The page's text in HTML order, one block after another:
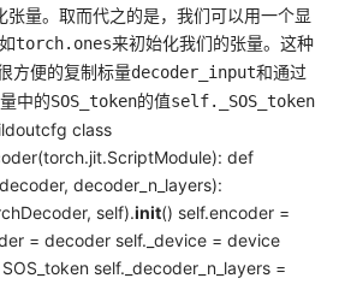
量。 取而代之的是，我们可以用一个显
torch.ones来初始化我们的张量。 这种
方便的复制标量decoder_input和通过
中的SOS_token的值self._SOS_token
class
def
decoder_n_layers):
self).init() self.encoder =
= decoder self._device = device
self._decoder_n_layers =